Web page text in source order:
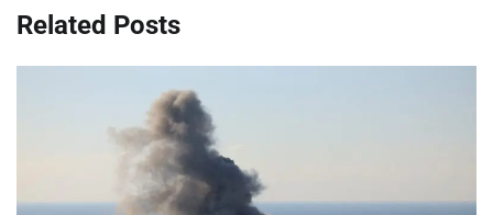
Related Posts